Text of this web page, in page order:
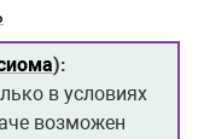
):
в условиях
возможен